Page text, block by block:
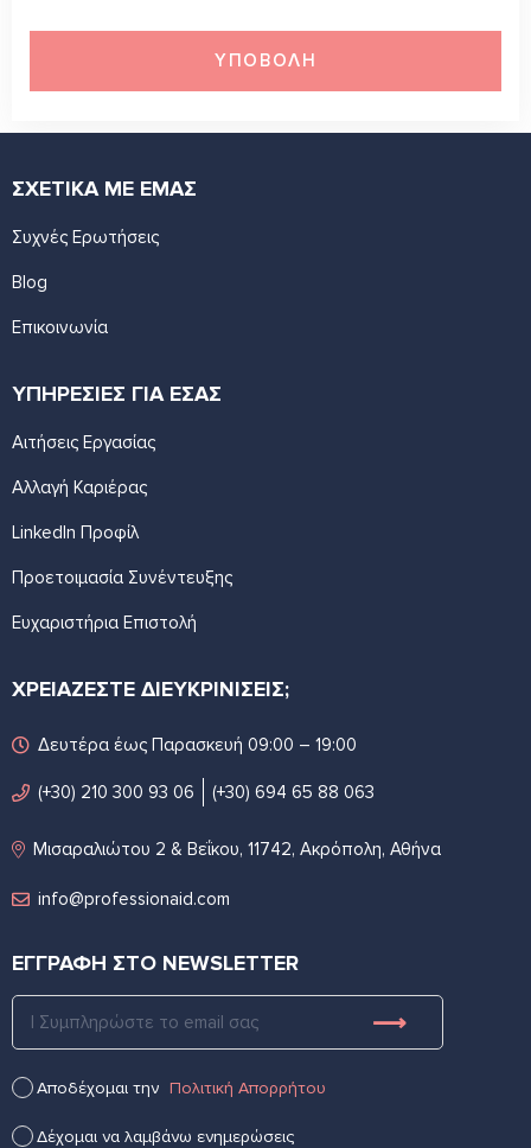
ΥΠΟΒΟΛH
ΣΧΕΤΙΚΑ ΜΕ ΕΜΑΣ
Συχνές Ερωτήσεις
Blog
Επικοινωνία
ΥΠΗΡΕΣΙΕΣ ΓΙΑ ΕΣΑΣ
Αιτήσεις Εργασίας
Αλλαγή Καριέρας
LinkedIn Προφίλ
Προετοιμασία Συνέντευξης
Ευχαριστήρια Επιστολή
ΧΡΕΙΑΖΕΣΤΕ ΔΙΕΥΚΡΙΝΙΣΕΙΣ;
Δευτέρα έως Παρασκευή 09:00 – 19:00
(+30) 210 300 93 06 (+30) 694 65 88 063
Μισαραλιώτου 2 & Βεΐκου, 11742, Ακρόπολη, Αθήνα
info@professionaid.com
ΕΓΓΡΑΦΗ ΣΤΟ NEWSLETTER
Αποδέχομαι την Πολιτική Απορρήτου
Δέχομαι να λαμβάνω ενημερώσεις